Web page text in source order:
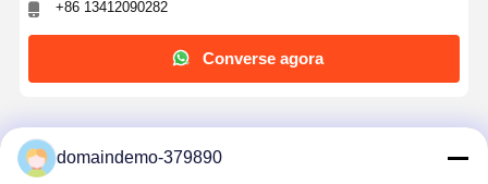
+86 13412090282
Converse agora
Obter O Melhor Preço Para
domaindemo-379890